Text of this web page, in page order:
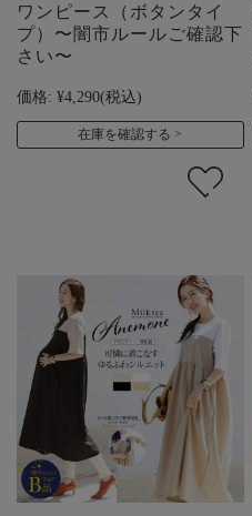
ワンピース（ボタンタイ
プ）〜闇市ルールご確認下
さい〜
価格: ¥4,290(税込)
在庫を確認する